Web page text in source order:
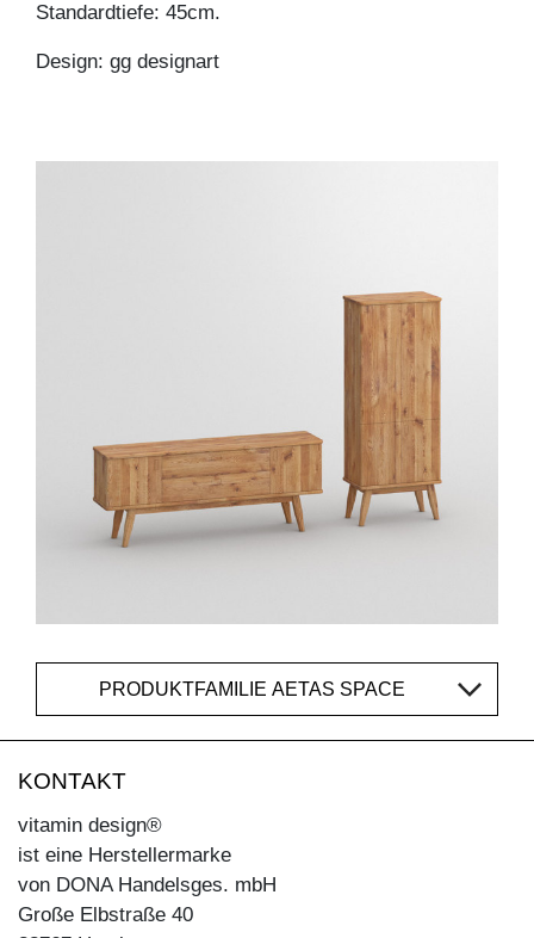
Standardtiefe: 45cm.
Design: gg designart
PRODUKTFAMILIE AETAS SPACE
KONTAKT
vitamin design®
ist eine Herstellermarke
von DONA Handelsges. mbH
Große Elbstraße 40